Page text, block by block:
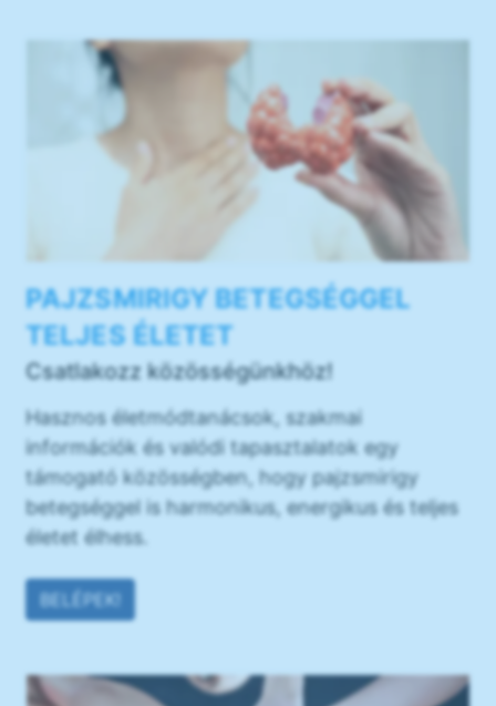
PAJZSMIRIGY BETEGSÉGGEL
TELJES ÉLETET
Csatlakozz közösségünkhöz!
Hasznos életmódtanácsok, szakmai
információk és valódi tapasztalatok egy
támogató közösségben, hogy pajzsmirigy
betegséggel is harmonikus, energikus és teljes
életet élhess.
BELÉPEK!